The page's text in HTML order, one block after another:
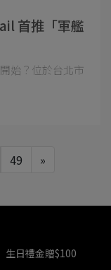
首推「軍艦
始？位於台北市
49 »
生日禮金贈$100